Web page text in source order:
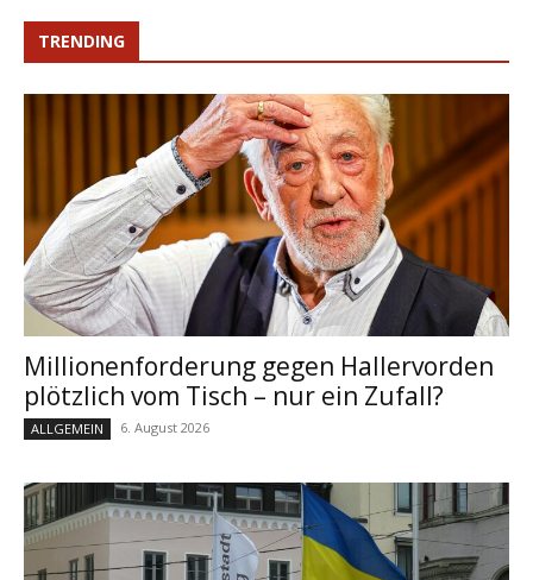
TRENDING
Millionenforderung gegen Hallervorden
plötzlich vom Tisch – nur ein Zufall?
ALLGEMEIN 6. August 2026